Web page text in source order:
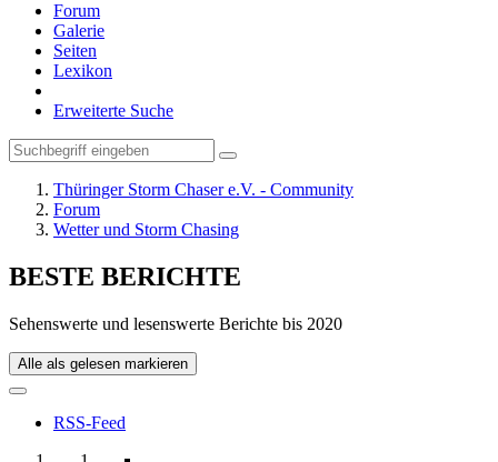
Forum
Galerie
Seiten
Lexikon
Erweiterte Suche
Thüringer Storm Chaser e.V. - Community
Forum
Wetter und Storm Chasing
BESTE BERICHTE
Sehenswerte und lesenswerte Berichte bis 2020
Alle als gelesen markieren
RSS-Feed